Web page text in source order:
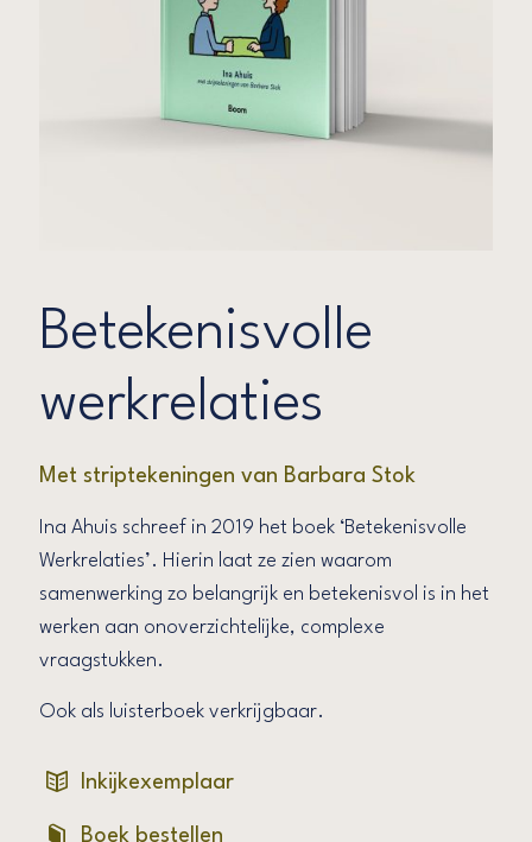
Betekenisvolle
werkrelaties
Met striptekeningen van Barbara Stok
Ina Ahuis schreef in 2019 het boek ‘Betekenisvolle
Werkrelaties’. Hierin laat ze zien waarom
samenwerking zo belangrijk en betekenisvol is in het
werken aan onoverzichtelijke, complexe
vraagstukken.
Ook als luisterboek verkrijgbaar.
Inkijkexemplaar
Boek bestellen